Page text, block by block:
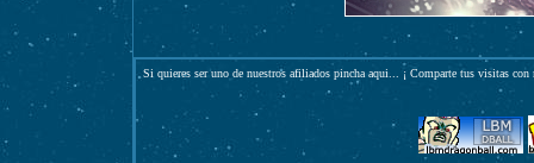
Si quieres ser uno de nuestros afiliados pincha aqui ... ¡ Comparte tus visitas con